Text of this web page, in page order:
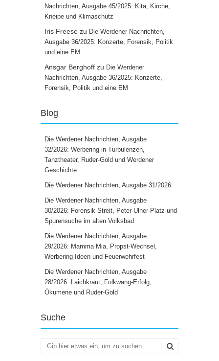
Nachrichten, Ausgabe 45/2025: Kita, Kirche,
Kneipe und Klimaschutz
Iris Freese zu Die Werdener Nachrichten,
Ausgabe 36/2025: Konzerte, Forensik, Politik
und eine EM
Ansgar Berghoff zu Die Werdener
Nachrichten, Ausgabe 36/2025: Konzerte,
Forensik, Politik und eine EM
Blog
Die Werdener Nachrichten, Ausgabe
32/2026: Werbering in Turbulenzen,
Tanztheater, Ruder-Gold und Werdener
Geschichte
Die Werdener Nachrichten, Ausgabe 31/2026:
Die Werdener Nachrichten, Ausgabe
30/2026: Forensik-Streit, Peter-Ulner-Platz und
Spurensuche im alten Volksbad
Die Werdener Nachrichten, Ausgabe
29/2026: Mamma Mia, Propst-Wechsel,
Werbering-Ideen und Feuerwehrfest
Die Werdener Nachrichten, Ausgabe
28/2026: Laichkraut, Folkwang-Erfolg,
Ökumene und Ruder-Gold
Suche
Suchen